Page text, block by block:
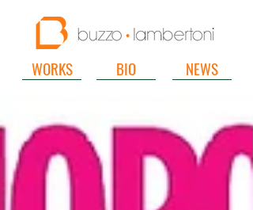
WORKS BIO NEWS